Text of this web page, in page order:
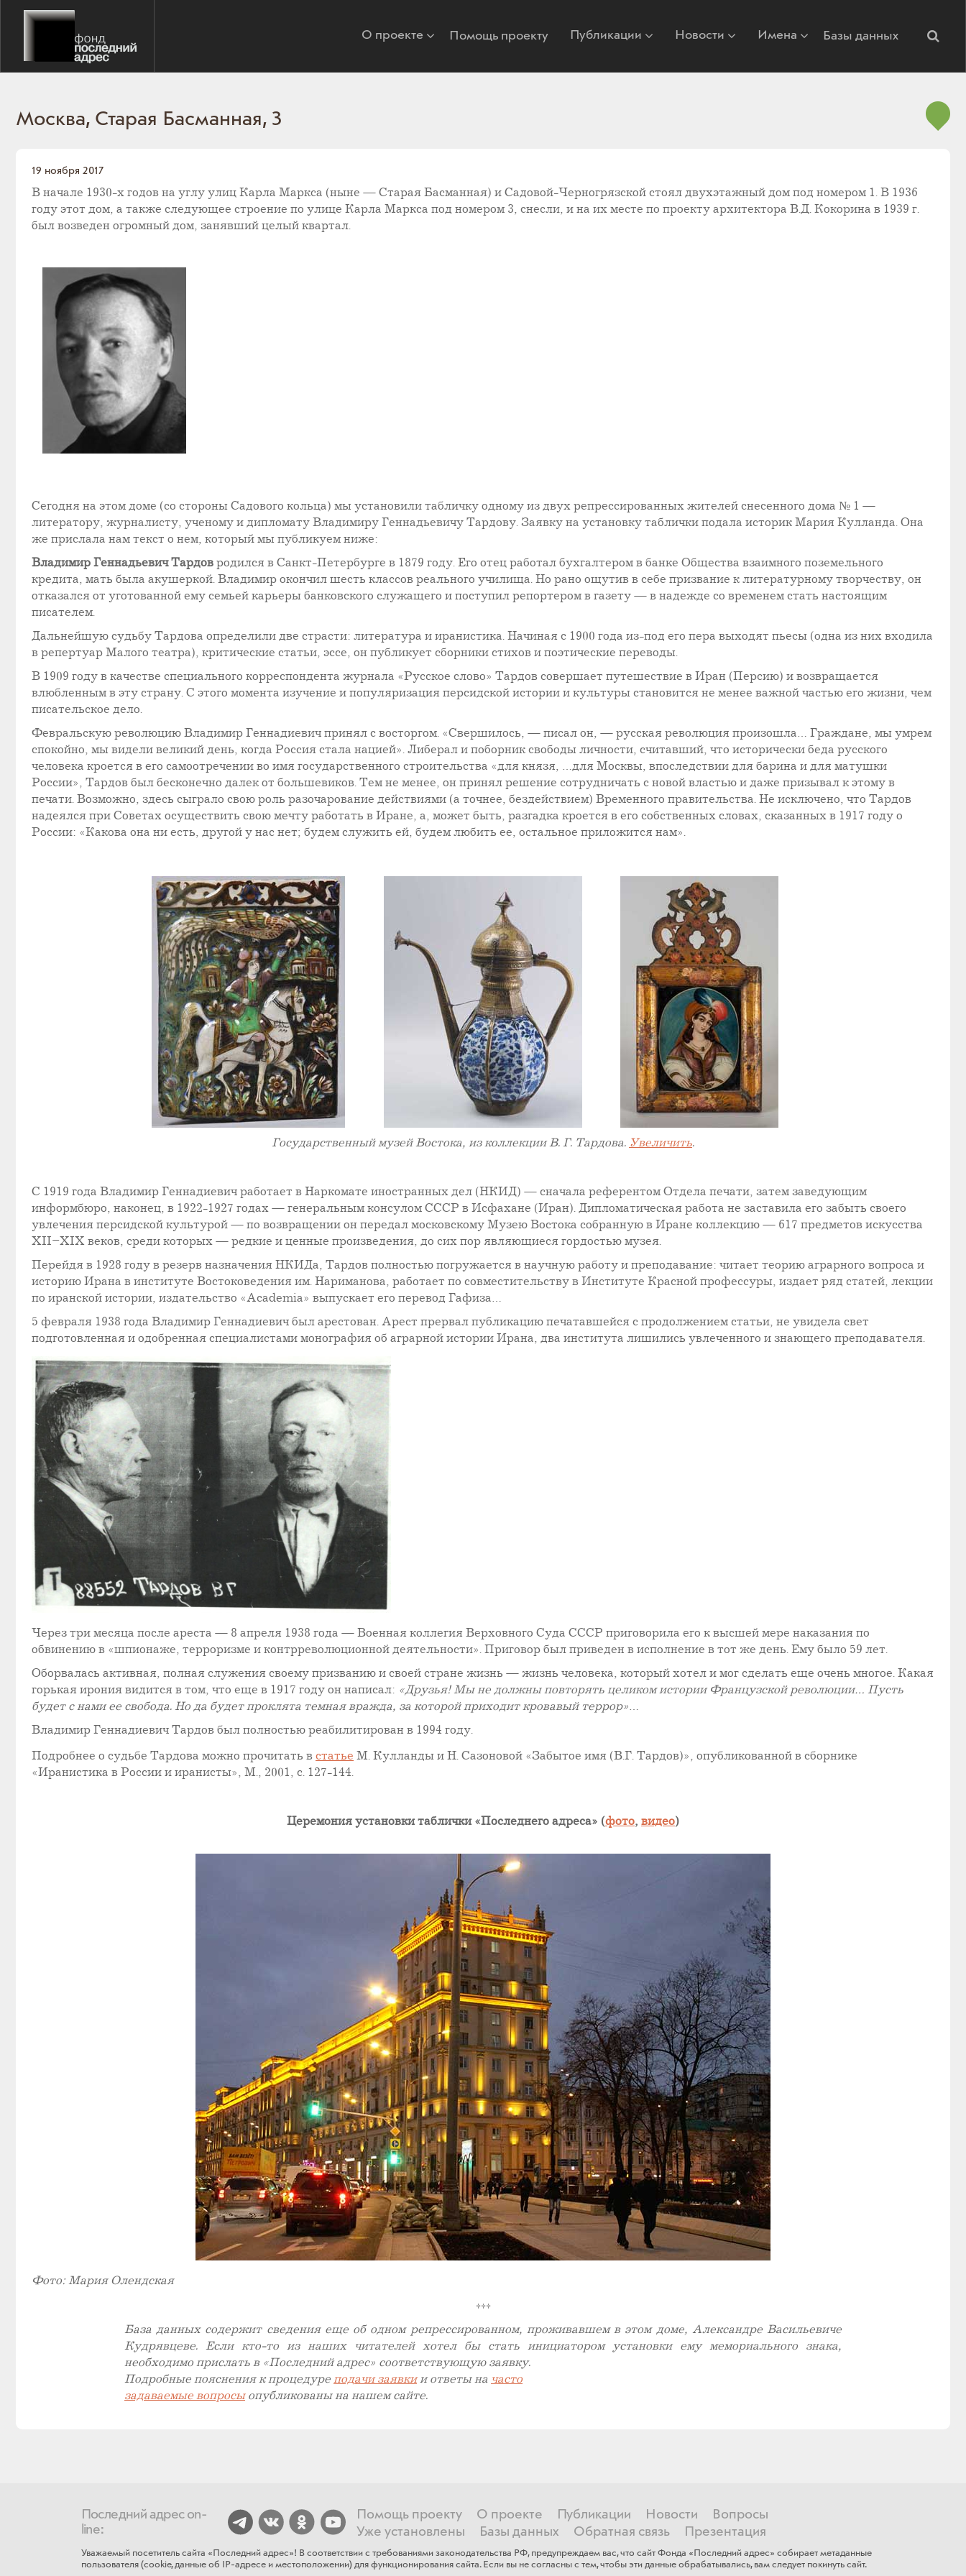
О проекте Помощь проекту Публикации Новости Имена Базы данных
Москва, Старая Басманная, 3
19 ноября 2017
В начале 1930-х годов на углу улиц Карла Маркса (ныне — Старая Басманная) и Садовой-Черногрязской стоял двухэтажный дом под номером 1. В 1936
году этот дом, а также следующее строение по улице Карла Маркса под номером 3, снесли, и на их месте по проекту архитектора В.Д. Кокорина в 1939 г.
был возведен огромный дом, занявший целый квартал.
Сегодня на этом доме (со стороны Садового кольца) мы установили табличку одному из двух репрессированных жителей снесенного дома № 1 —
литератору, журналисту, ученому и дипломату Владимиру Геннадьевичу Тардову. Заявку на установку таблички подала историк Мария Кулланда. Она
же прислала нам текст о нем, который мы публикуем ниже:
Владимир Геннадьевич Тардов родился в Санкт-Петербурге в 1879 году. Его отец работал бухгалтером в банке Общества взаимного поземельного
кредита, мать была акушеркой. Владимир окончил шесть классов реального училища. Но рано ощутив в себе призвание к литературному творчеству, он
отказался от уготованной ему семьей карьеры банковского служащего и поступил репортером в газету — в надежде со временем стать настоящим
писателем.
Дальнейшую судьбу Тардова определили две страсти: литература и иранистика. Начиная с 1900 года из-под его пера выходят пьесы (одна из них входила
в репертуар Малого театра), критические статьи, эссе, он публикует сборники стихов и поэтические переводы.
В 1909 году в качестве специального корреспондента журнала «Русское слово» Тардов совершает путешествие в Иран (Персию) и возвращается
влюбленным в эту страну. С этого момента изучение и популяризация персидской истории и культуры становится не менее важной частью его жизни, чем
писательское дело.
Февральскую революцию Владимир Геннадиевич принял с восторгом. «Свершилось, — писал он, — русская революция произошла… Граждане, мы умрем
спокойно, мы видели великий день, когда Россия стала нацией». Либерал и поборник свободы личности, считавший, что исторически беда русского
человека кроется в его самоотречении во имя государственного строительства «для князя, …для Москвы, впоследствии для барина и для матушки
России», Тардов был бесконечно далек от большевиков. Тем не менее, он принял решение сотрудничать с новой властью и даже призывал к этому в
печати. Возможно, здесь сыграло свою роль разочарование действиями (а точнее, бездействием) Временного правительства. Не исключено, что Тардов
надеялся при Советах осуществить свою мечту работать в Иране, а, может быть, разгадка кроется в его собственных словах, сказанных в 1917 году о
России: «Какова она ни есть, другой у нас нет; будем служить ей, будем любить ее, остальное приложится нам».
Государственный музей Востока, из коллекции В. Г. Тардова. Увеличить.
С 1919 года Владимир Геннадиевич работает в Наркомате иностранных дел (НКИД) — сначала референтом Отдела печати, затем заведующим
информбюро, наконец, в 1922-1927 годах — генеральным консулом СССР в Исфахане (Иран). Дипломатическая работа не заставила его забыть своего
увлечения персидской культурой — по возвращении он передал московскому Музею Востока собранную в Иране коллекцию — 617 предметов искусства
XII–XIX веков, среди которых — редкие и ценные произведения, до сих пор являющиеся гордостью музея.
Перейдя в 1928 году в резерв назначения НКИДа, Тардов полностью погружается в научную работу и преподавание: читает теорию аграрного вопроса и
историю Ирана в институте Востоковедения им. Нариманова, работает по совместительству в Институте Красной профессуры, издает ряд статей, лекции
по иранской истории, издательство «Academia» выпускает его перевод Гафиза…
5 февраля 1938 года Владимир Геннадиевич был арестован. Арест прервал публикацию печатавшейся с продолжением статьи, не увидела свет
подготовленная и одобренная специалистами монография об аграрной истории Ирана, два института лишились увлеченного и знающего преподавателя.
Через три месяца после ареста — 8 апреля 1938 года — Военная коллегия Верховного Суда СССР приговорила его к высшей мере наказания по
обвинению в «шпионаже, терроризме и контрреволюционной деятельности». Приговор был приведен в исполнение в тот же день. Ему было 59 лет.
Оборвалась активная, полная служения своему призванию и своей стране жизнь — жизнь человека, который хотел и мог сделать еще очень многое. Какая
горькая ирония видится в том, что еще в 1917 году он написал: «Друзья! Мы не должны повторять целиком истории Французской революции… Пусть
будет с нами ее свобода. Но да будет проклята темная вражда, за которой приходит кровавый террор»…
Владимир Геннадиевич Тардов был полностью реабилитирован в 1994 году.
Подробнее о судьбе Тардова можно прочитать в статье М. Кулланды и Н. Сазоновой «Забытое имя (В.Г. Тардов)», опубликованной в сборнике
«Иранистика в России и иранисты», М., 2001, с. 127-144.
Церемония установки таблички «Последнего адреса» (фото, видео)
Фото: Мария Олендская
***
База данных содержит сведения еще об одном репрессированном, проживавшем в этом доме, Александре Васильевиче
Кудрявцеве. Если кто-то из наших читателей хотел бы стать инициатором установки ему мемориального знака,
необходимо прислать в «Последний адрес» соответствующую заявку.
Подробные пояснения к процедуре подачи заявкии ответы на часто
задаваемые вопросыопубликованы на нашем сайте.
Последний адрес on-
line:
Помощь проекту О проекте Публикации Новости
Вопросы
Уже установлены
Базы данных Обратная связь Презентация
Уважаемый посетитель сайта «Последний адрес»! В соответствии с требованиями законодательства РФ, предупреждаем вас, что сайт Фонда «Последний адрес» собирает метаданные
пользователя (cookie, данные об IP-адресе и местоположении) для функционирования сайта​. Если ​вы не согласны с тем, чтобы эти данные обрабатывались, ​вам ​следует покинуть сайт.